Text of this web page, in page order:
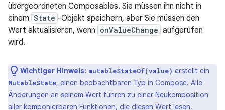
übergeordneten Composables. Sie müssen ihn nicht in
einem State -Objekt speichern, aber Sie müssen den
Wert aktualisieren, wenn onValueChange aufgerufen
wird.
Wichtiger Hinweis: mutableStateOf(value) erstellt ein
MutableState, einen beobachtbaren Typ in Compose. Alle
Änderungen an seinem Wert führen zu einer Neukomposition
aller komponierbaren Funktionen, die diesen Wert lesen.